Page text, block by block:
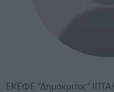
ΕΚΕΦΕ "Δημόκριτος"